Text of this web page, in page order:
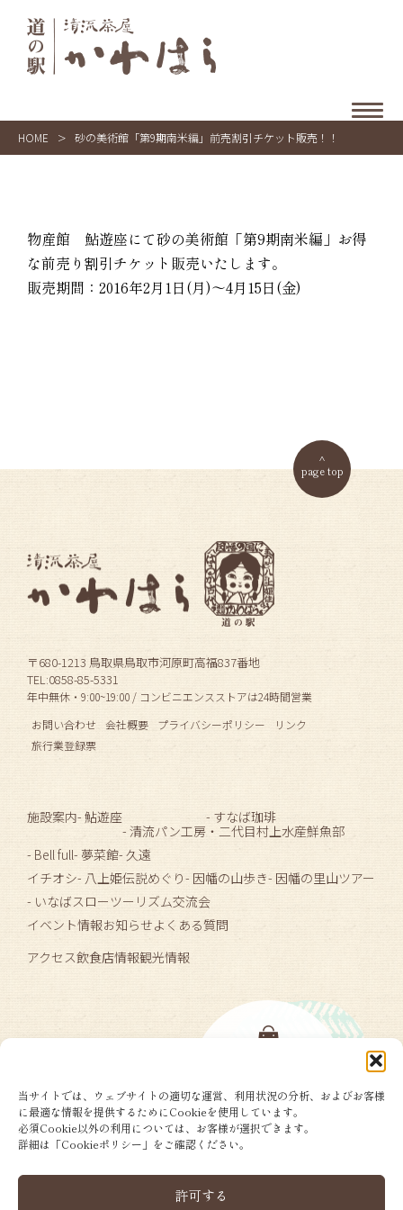
当サイトでは、ウェブサイトの適切な運営、利用状況の分析、およびお客様
に最適な情報を提供するためにCookieを使用しています。
必須Cookie以外の利用については、お客様が選択できます。
詳細は「Cookieポリシー」をご確認ください。
許可する
HOME > 砂の美術館「第9期南米編」前売割引チケット販売！！
物産館 鮎遊座にて砂の美術館「第9期南米編」お得
な前売り割引チケット販売いたします。
販売期間：2016年2月1日(月)～4月15日(金)
page top
〒680-1213 鳥取県鳥取市河原町高福837番地
TEL:0858-85-5331
年中無休・9:00~19:00 / コンビニエンスストアは24時間営業
お問い合わせ
会社概要 プライバシーポリシー
リンク
旅行業登録票
施設案内- 鮎遊座
- 清流パン工房
- すなば珈琲
・二代目村上水産鮮魚部
- Bell full- 夢菜館- 久遠
イチオシ- 八上姫伝説めぐり- 因幡の山歩き- 因幡の里山ツアー
- いなばスローツーリズム交流会
イベント情報お知らせよくある質問
アクセス飲食店情報観光情報